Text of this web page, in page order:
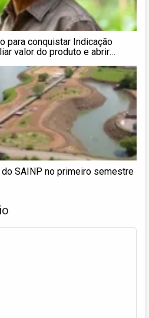
para conquistar Indicação
valor do produto e abrir
SAINP no primeiro semestre